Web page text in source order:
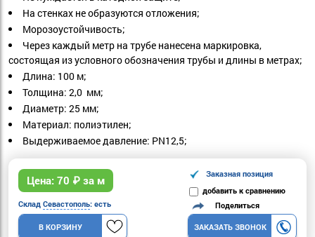
На стенках не образуются отложения;
Морозоустойчивость;
Через каждый метр на трубе нанесена маркировка,
состоящая из условного обозначения трубы и длины в метрах;
Длина: 100 м;
Толщина: 2,0 мм;
Диаметр: 25 мм;
Материал: полиэтилен;
Выдерживаемое давление: PN12,5;
Цена: 70 ₽ за м
Заказная позиция
добавить к сравнению
Склад Севастополь: есть
В КОРЗИНУ
Поделиться
ЗАКАЗАТЬ ЗВОНОК